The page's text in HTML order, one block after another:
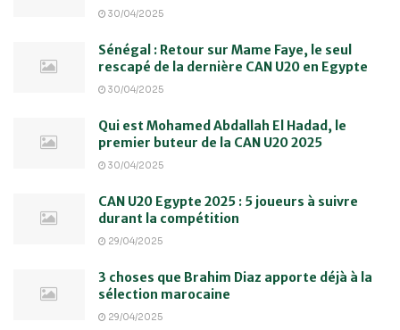
30/04/2025
Sénégal : Retour sur Mame Faye, le seul
rescapé de la dernière CAN U20 en Egypte
30/04/2025
Qui est Mohamed Abdallah El Hadad, le
premier buteur de la CAN U20 2025
30/04/2025
CAN U20 Egypte 2025 : 5 joueurs à suivre
durant la compétition
29/04/2025
3 choses que Brahim Diaz apporte déjà à la
sélection marocaine
29/04/2025